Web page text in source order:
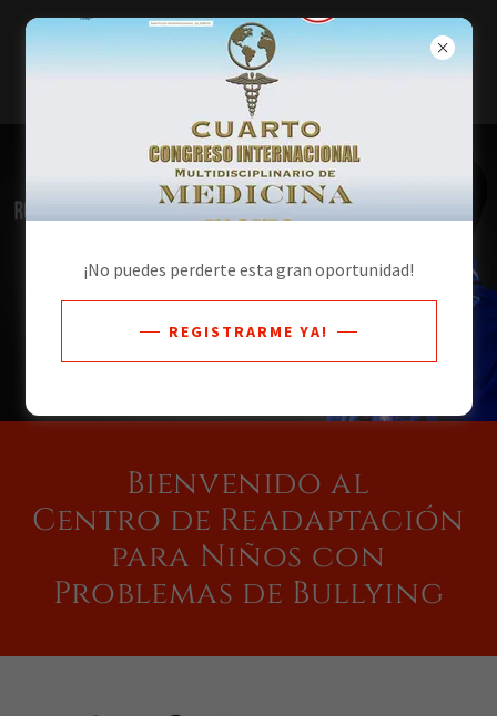
Bienvenido al
Centro de Readaptación
para Niños con
Problemas de Bullying
¡No puedes perderte esta gran oportunidad!
REGISTRARME YA!